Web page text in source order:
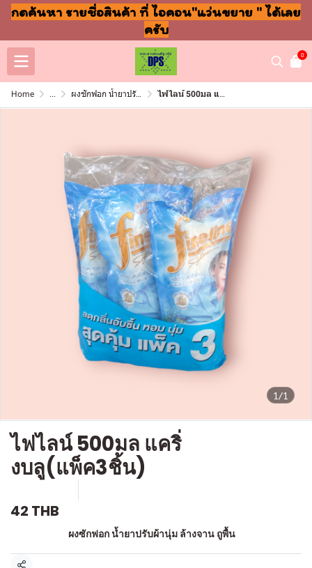
กดค้นหา รายชื่อสินค้า ที่ ไอคอน"แว่นขยาย " ได้เลย
ครับ
0
Home ... ผงซักฟอก น้ำยาปรับผ้านุ่ม ล้างจาน ถูพื้น ไฟไลน์ 500มล แคริ่งบลู(แพ็ค3ชิ้น)
1/1
ไฟไลน์ 500มล แคริ่
งบลู(แพ็ค3ชิ้น)
42 THB
ผงซักฟอก น้ำยาปรับผ้านุ่ม ล้างจาน ถูพื้น